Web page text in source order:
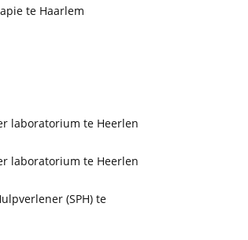
te Haarlem
laboratorium te Heerlen
laboratorium te Heerlen
(SPH) te